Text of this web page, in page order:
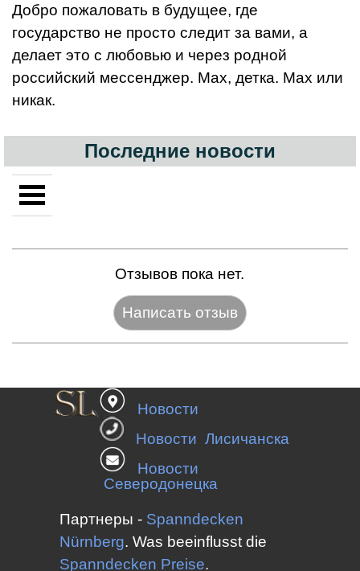
Добро пожаловать в будущее, где
государство не просто следит за вами, а
делает это с любовью и через родной
российский мессенджер. Max, детка. Max или
никак.
Последние новости
Отзывов пока нет.
Оценка:*
Новости
Новости Лисичанска
Новости
Северодонецка
Партнеры - Spanndecken
Nürnberg. Was beeinflusst die
Spanndecken Preise.